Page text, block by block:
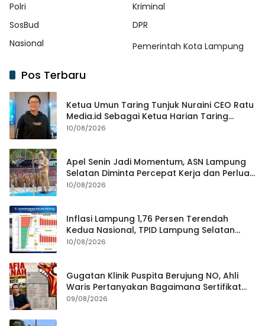
Polri
Kriminal
SosBud
DPR
Nasional
Pemerintah Kota Lampung
Pos Terbaru
‎Ketua Umun Taring Tunjuk Nuraini CEO Ratu
Media.id Sebagai Ketua Harian Taring
Lampung ‎
10/08/2026
Apel Senin Jadi Momentum, ASN Lampung
Selatan Diminta Percepat Kerja dan Perluas
Gerakan HELAU
10/08/2026
Inflasi Lampung 1,76 Persen Terendah
Kedua Nasional, TPID Lampung Selatan
Fokus Jaga Harga Kebutuhan Pokok
10/08/2026
Gugatan Klinik Puspita Berujung NO, Ahli
Waris Pertanyakan Bagaimana Sertifikat
Hasil Produk Unjuk Rasa Jadi Agunan Bank
09/08/2026